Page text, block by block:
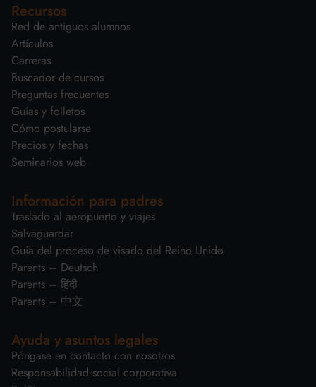
Recursos
Red de antiguos alumnos
Artículos
Carreras
Buscador de cursos
Preguntas frecuentes
Guías y folletos
Cómo postularse
Precios y fechas
Seminarios web
Información para padres
Traslado al aeropuerto y viajes
Salvaguardar
Guía del proceso de visado del Reino Unido
Parents – Deutsch
Parents – हिंदी
Parents – 中文
Ayuda y asuntos legales
Póngase en contacto con nosotros
Responsabilidad social corporativa